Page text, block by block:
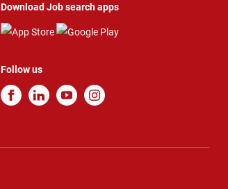
Download Job search apps
Follow us